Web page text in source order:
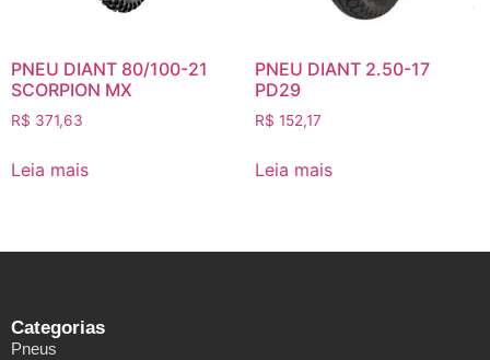
PNEU DIANT 80/100-21
SCORPION MX
R$ 371,63
Leia mais
PNEU DIANT 2.50-17
PD29
R$ 152,17
Leia mais
Categorias
Pneus